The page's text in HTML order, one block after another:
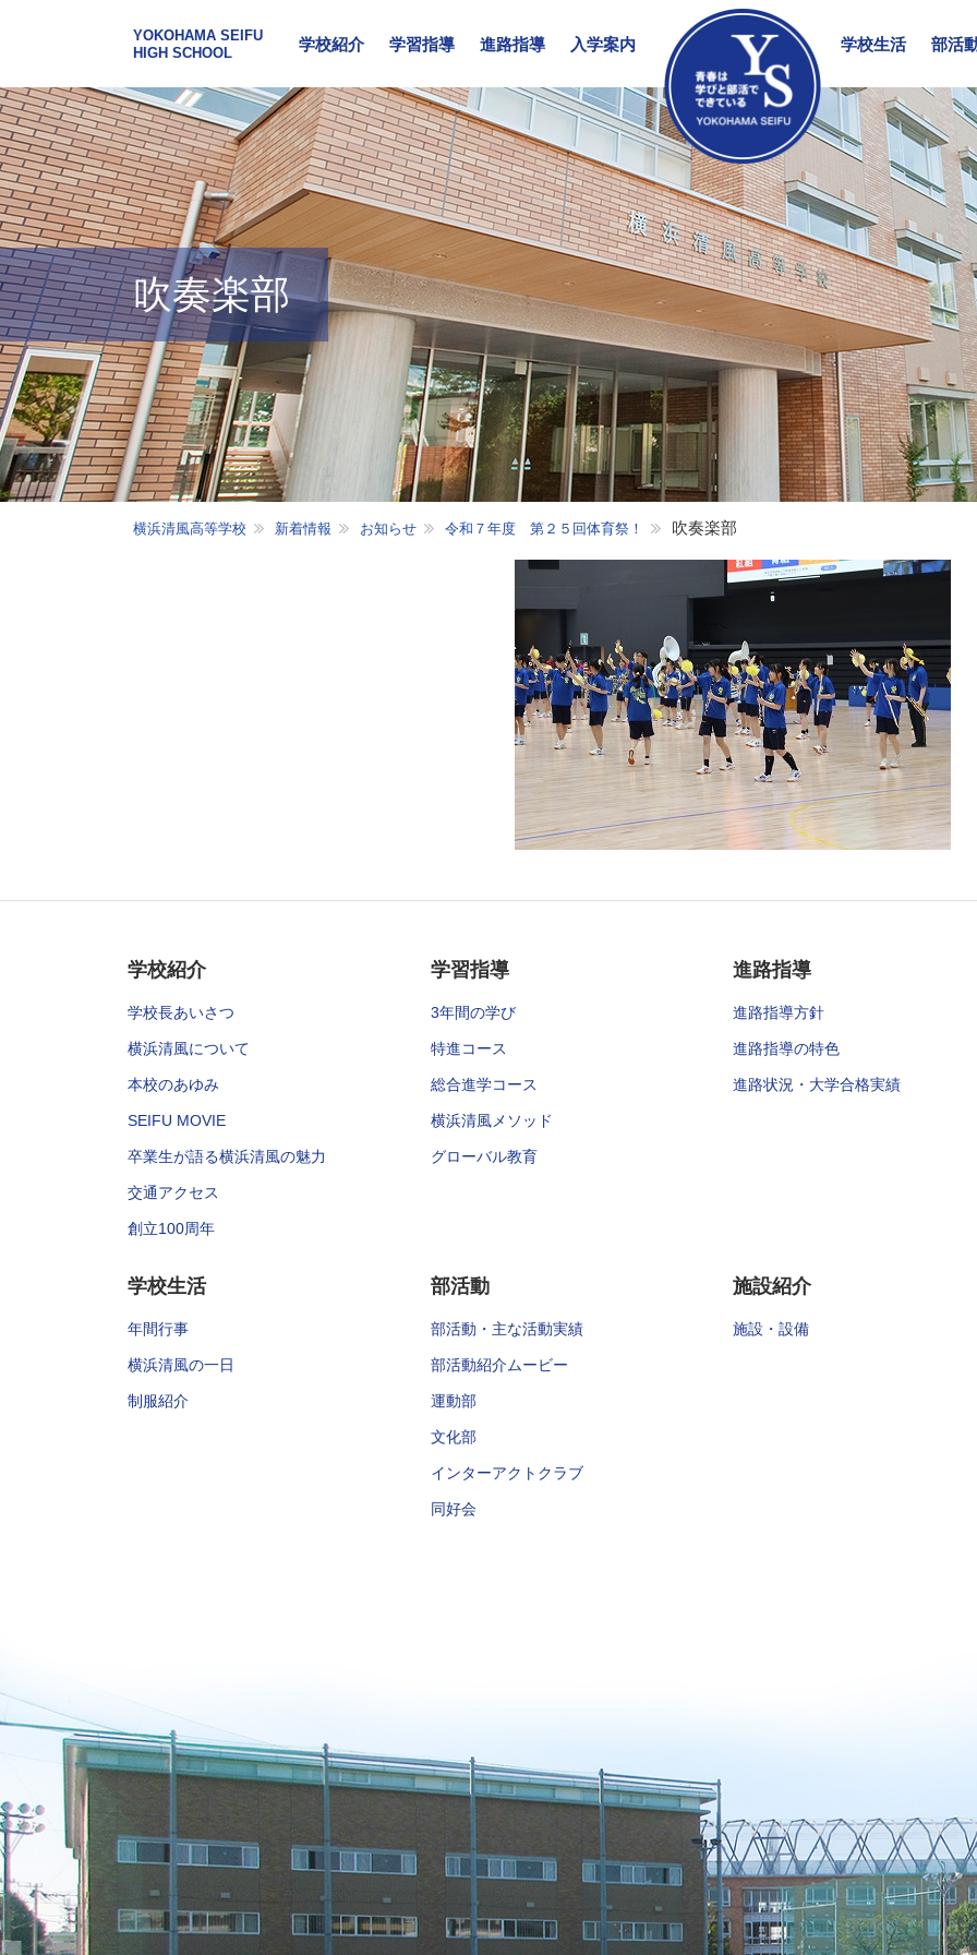
YOKOHAMA SEIFU
HIGH SCHOOL
学校紹介 学習指導 進路指導 入学案内 学校生活 部活
吹奏楽部
横浜清風高等学校 新着情報 お知らせ 令和７年度 第２５回体育祭！ 吹奏楽部
学校紹介
学校長あいさつ
横浜清風について
本校のあゆみ
SEIFU MOVIE
卒業生が語る横浜清風の魅力
交通アクセス
創立100周年
学習指導
3年間の学び
特進コース
総合進学コース
横浜清風メソッド
グローバル教育
進路指導
進路指導方針
進路指導の特色
進路状況・大学合格実績
学校生活
年間行事
横浜清風の一日
制服紹介
部活動
部活動・主な活動実績
部活動紹介ムービー
運動部
文化部
インターアクトクラブ
同好会
施設紹介
施設・設備